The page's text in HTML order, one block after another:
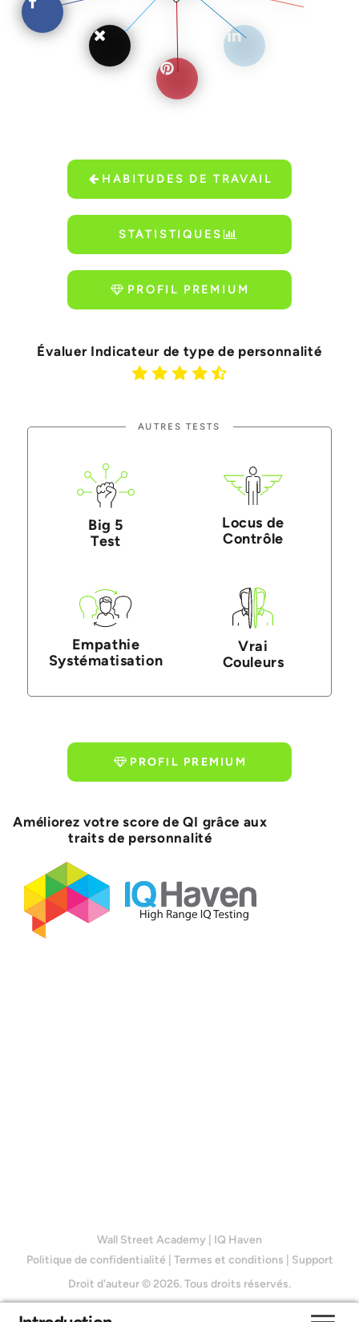
HABITUDES DE TRAVAIL
STATISTIQUES
PROFIL PREMIUM
Évaluer Indicateur de type de personnalité
AUTRES TESTS
Big 5
Test
Locus de
Contrôle
Empathie
Systématisation
Vrai
Couleurs
PROFIL PREMIUM
Améliorez votre score de QI grâce aux
traits de personnalité
Wall Street Academy
IQ Haven
Politique de confidentialité
Termes et conditions
Support
Droit d'auteur © 2026. Tous droits réservés.